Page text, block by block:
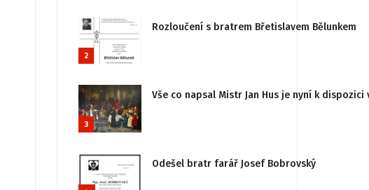
2
Rozloučení s bratrem Břetislavem Bělunkem
3
Vše co napsal Mistr Jan Hus je nyní k
Odešel bratr farář Josef Bobrovský